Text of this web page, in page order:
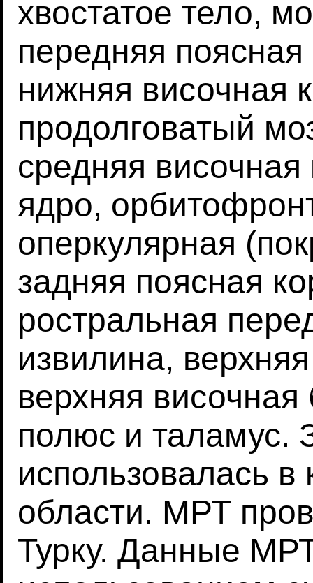
хвостатое тело,
передняя
нижняя височная
продолговатый
средняя
ядро,
оперкулярная
задняя поясная
ростральная
извилина,
верхняя
полюс и таламус.
использовалась в
области. МРТ
Турку. Данные